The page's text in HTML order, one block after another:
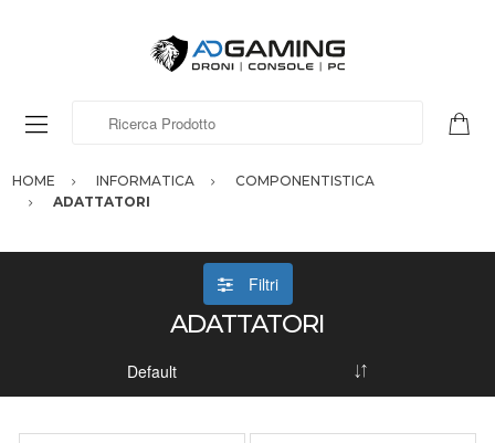
HOME INFORMATICA
COMPONENTISTICA
ADATTATORI
Filtri
ADATTATORI